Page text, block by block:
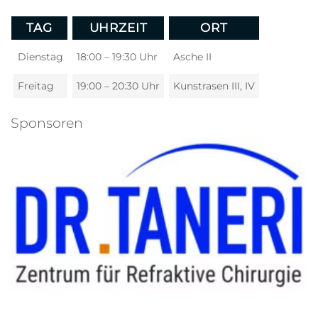
TAG UHRZEIT ORT
Dienstag 18:00 – 19:30 Uhr Asche II
Freitag 19:00 – 20:30 Uhr Kunstrasen III, IV
Sponsoren